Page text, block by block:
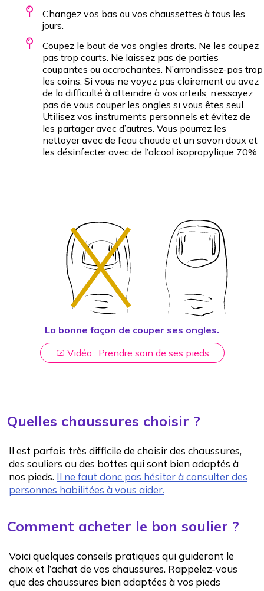
Changez vos bas ou vos chaussettes à tous les
jours.
Coupez le bout de vos ongles droits. Ne les coupez
pas trop courts. Ne laissez pas de parties
coupantes ou accrochantes. N’arrondissez-pas trop
les coins. Si vous ne voyez pas clairement ou avez
de la difficulté à atteindre à vos orteils, n’essayez
pas de vous couper les ongles si vous êtes seul.
Utilisez vos instruments personnels et évitez de
les partager avec d’autres. Vous pourrez les
nettoyer avec de l’eau chaude et un savon doux et
les désinfecter avec de l’alcool isopropylique 70%.
La bonne façon de couper ses ongles.
Vidéo : Prendre soin de ses pieds
Quelles chaussures choisir ?
Il est parfois très difficile de choisir des chaussures,
des souliers ou des bottes qui sont bien adaptés à
nos pieds. Il ne faut donc pas hésiter à consulter des
personnes habilitées à vous aider.
Comment acheter le bon soulier ?
Voici quelques conseils pratiques qui guideront le
choix et l’achat de vos chaussures. Rappelez-vous
que des chaussures bien adaptées à vos pieds